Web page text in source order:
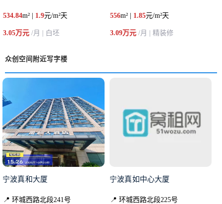
534.84m² | 1.9元/m²天
3.05万元 /月 | 白坯
556m² | 1.85元/m²天
3.09万元/月 | 精装修
众创空间附近写字楼
宁波真和大厦
📍 环城西路北段241号
宁波真如中心大厦
📍 环城西路北段225号